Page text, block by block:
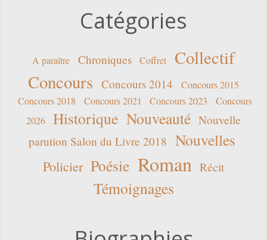
Catégories
A paraître Chroniques Coffret
Collectif
Concours Concours 2014
Concours 2015
Concours 2018
Concours 2021 Concours 2023
Concours
2026
Historique Nouveauté Nouvelle
parution Salon du Livre 2018 Nouvelles
Policier Poésie Roman Récit
Témoignages